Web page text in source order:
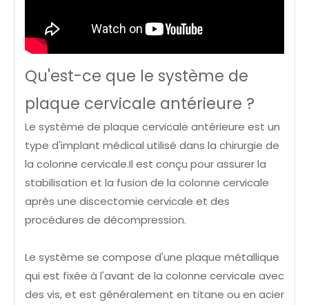
Qu'est-ce que le système de
plaque cervicale antérieure ?
Le système de plaque cervicale antérieure est un
type d'implant médical utilisé dans la chirurgie de
la colonne cervicale.Il est conçu pour assurer la
stabilisation et la fusion de la colonne cervicale
après une discectomie cervicale et des
procédures de décompression.
Le système se compose d'une plaque métallique
qui est fixée à l'avant de la colonne cervicale avec
des vis, et est généralement en titane ou en acier